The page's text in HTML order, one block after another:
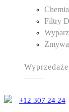
Chemia
Filtry
Wyprzedaże
+12 307 24 24